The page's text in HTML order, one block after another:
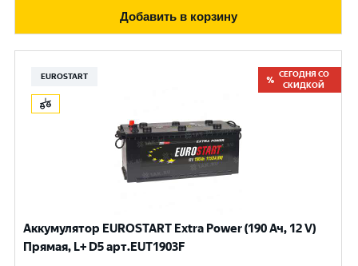
Добавить в корзину
EUROSTART
СЕГОДНЯ СО
СКИДКОЙ
Аккумулятор EUROSTART Extra Power (190 Ач, 12 V)
Прямая, L+ D5 арт.EUT1903F